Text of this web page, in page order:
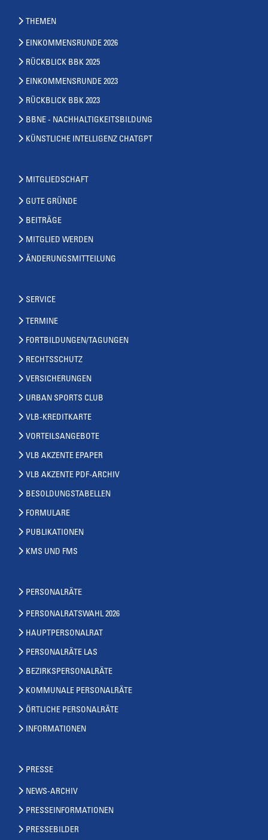
THEMEN
EINKOMMENSRUNDE 2026
RÜCKBLICK BBK 2025
EINKOMMENSRUNDE 2023
RÜCKBLICK BBK 2023
BBNE - NACHHALTIGKEITSBILDUNG
KÜNSTLICHE INTELLIGENZ CHATGPT
MITGLIEDSCHAFT
GUTE GRÜNDE
BEITRÄGE
MITGLIED WERDEN
ÄNDERUNGSMITTEILUNG
SERVICE
TERMINE
FORTBILDUNGEN/TAGUNGEN
RECHTSSCHUTZ
VERSICHERUNGEN
URBAN SPORTS CLUB
VLB-KREDITKARTE
VORTEILSANGEBOTE
VLB AKZENTE EPAPER
VLB AKZENTE PDF-ARCHIV
BESOLDUNGSTABELLEN
FORMULARE
PUBLIKATIONEN
KMS UND FMS
PERSONALRÄTE
PERSONALRATSWAHL 2026
HAUPTPERSONALRAT
PERSONALRÄTE LAS
BEZIRKSPERSONALRÄTE
KOMMUNALE PERSONALRÄTE
ÖRTLICHE PERSONALRÄTE
INFORMATIONEN
PRESSE
NEWS-ARCHIV
PRESSEINFORMATIONEN
PRESSEBILDER